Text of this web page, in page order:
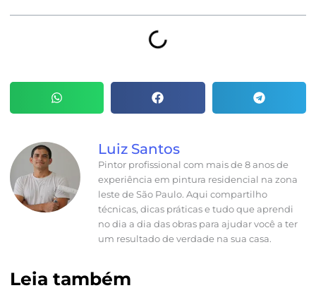
Luiz Santos
Pintor profissional com mais de 8 anos de
experiência em pintura residencial na zona
leste de São Paulo. Aqui compartilho
técnicas, dicas práticas e tudo que aprendi
no dia a dia das obras para ajudar você a ter
um resultado de verdade na sua casa.
Leia também